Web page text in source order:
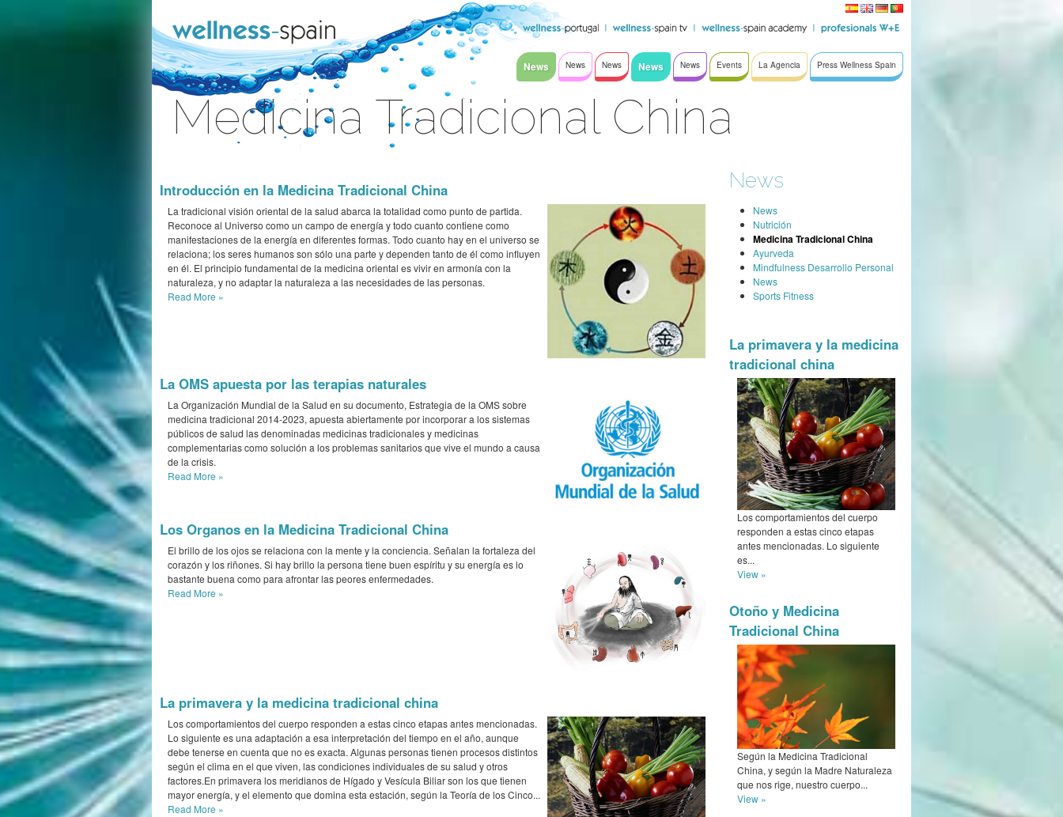
News News News News News Events La Agencia Press Wellness Spain
Medicina Tradicional China
Introducción en la Medicina Tradicional China
La tradicional visión oriental de la salud abarca la totalidad como punto de partida.
Reconoce al Universo como un campo de energía y todo cuanto contiene como
manifestaciones de la energía en diferentes formas. Todo cuanto hay en el universo se
relaciona; los seres humanos son sólo una parte y dependen tanto de él como influyen
en él. El principio fundamental de la medicina oriental es vivir en armonía con la
naturaleza, y no adaptar la naturaleza a las necesidades de las personas.
Read More »
La OMS apuesta por las terapias naturales
La Organización Mundial de la Salud en su documento, Estrategia de la OMS sobre
medicina tradicional 2014-2023, apuesta abiertamente por incorporar a los sistemas
públicos de salud las denominadas medicinas tradicionales y medicinas
complementarias como solución a los problemas sanitarios que vive el mundo a causa
de la crisis.
Read More »
Los Organos en la Medicina Tradicional China
El brillo de los ojos se relaciona con la mente y la conciencia. Señalan la fortaleza del
corazón y los riñones. Si hay brillo la persona tiene buen espíritu y su energía es lo
bastante buena como para afrontar las peores enfermedades.
Read More »
La primavera y la medicina tradicional china
Los comportamientos del cuerpo responden a estas cinco etapas antes mencionadas.
Lo siguiente es una adaptación a esa interpretación del tiempo en el año, aunque
debe tenerse en cuenta que no es exacta. Algunas personas tienen procesos distintos
según el clima en el que viven, las condiciones individuales de su salud y otros
factores.En primavera los meridianos de Hígado y Vesícula Biliar son los que tienen
mayor energía, y el elemento que domina esta estación, según la Teoría de los Cinco...
Read More »
News
News
Nutrición
Medicina Tradicional China
Ayurveda
Mindfulness Desarrollo Personal
News
Sports Fitness
La primavera y la medicina
tradicional china
Los comportamientos del cuerpo
responden a estas cinco etapas
antes mencionadas. Lo siguiente
es...
View »
Otoño y Medicina
Tradicional China
Según la Medicina Tradicional
China, y según la Madre Naturaleza
que nos rige, nuestro cuerpo...
View »